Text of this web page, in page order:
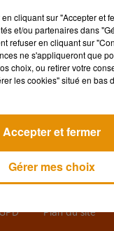
pour une...
PASSÉS
Plan du site
cliquant sur "Accepter et
et/ou partenaires dans
refuser en cliquant sur
ne s'appliqueront que
choix, ou retirer votre
les cookies" situé en bas
Gérer mes choix
Accepter et fermer